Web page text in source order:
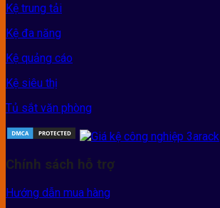
Kệ trung tải
Kệ đa năng
Kệ quảng cáo
Kệ siêu thị
Tủ sắt văn phòng
Chính sách hỗ trợ
Hướng dẫn mua hàng